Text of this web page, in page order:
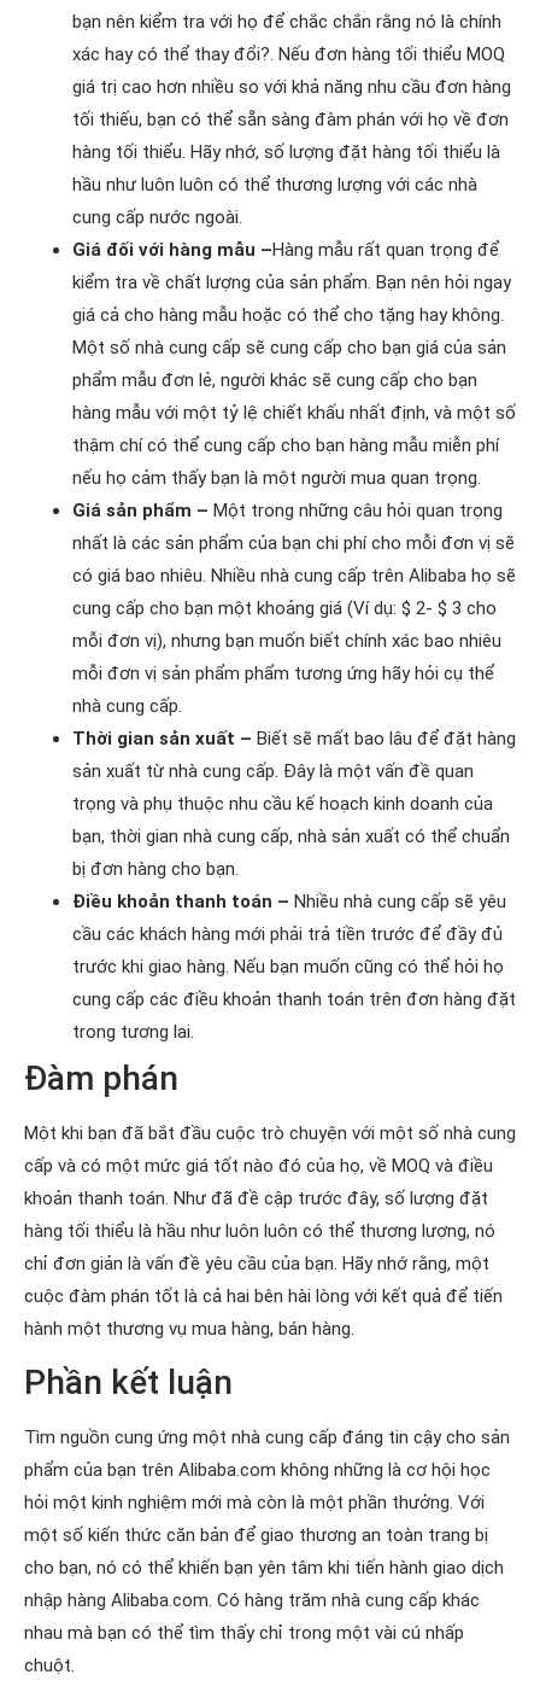
bạn nên kiểm tra với họ để chắc chắn rằng nó là chính
xác hay có thể thay đổi?. Nếu đơn hàng tối thiểu MOQ
giá trị cao hơn nhiều so với khả năng nhu cầu đơn hàng
tối thiếu, bạn có thể sẵn sàng đàm phán với họ về đơn
hàng tối thiểu. Hãy nhớ, số lượng đặt hàng tối thiểu là
hầu như luôn luôn có thể thương lượng với các nhà
cung cấp nước ngoài.
Giá đối với hàng mẫu –Hàng mẫu rất quan trọng để
kiểm tra về chất lượng của sản phẩm. Bạn nên hỏi ngay
giá cả cho hàng mẫu hoặc có thể cho tặng hay không.
Một số nhà cung cấp sẽ cung cấp cho bạn giá của sản
phẩm mẫu đơn lẻ, người khác sẽ cung cấp cho bạn
hàng mẫu với một tỷ lệ chiết khấu nhất định, và một số
thậm chí có thể cung cấp cho bạn hàng mẫu miễn phí
nếu họ cảm thấy bạn là một người mua quan trọng.
Giá sản phẩm – Một trong những câu hỏi quan trọng
nhất là các sản phẩm của bạn chi phí cho mỗi đơn vị sẽ
có giá bao nhiêu. Nhiều nhà cung cấp trên Alibaba họ sẽ
cung cấp cho bạn một khoảng giá (Ví dụ: $ 2- $ 3 cho
mỗi đơn vị), nhưng bạn muốn biết chính xác bao nhiêu
mỗi đơn vị sản phẩm phẩm tương ứng hãy hỏi cụ thể
nhà cung cấp.
Thời gian sản xuất – Biết sẽ mất bao lâu để đặt hàng
sản xuất từ nhà cung cấp. Đây là một vấn đề quan
trọng và phụ thuộc nhu cầu kế hoạch kinh doanh của
bạn, thời gian nhà cung cấp, nhà sản xuất có thể chuẩn
bị đơn hàng cho bạn.
Điều khoản thanh toán – Nhiều nhà cung cấp sẽ yêu
cầu các khách hàng mới phải trả tiền trước để đầy đủ
trước khi giao hàng. Nếu bạn muốn cũng có thể hỏi họ
cung cấp các điều khoản thanh toán trên đơn hàng đặt
trong tương lai.
Đàm phán
Một khi bạn đã bắt đầu cuộc trò chuyện với một số nhà cung
cấp và có một mức giá tốt nào đó của họ, về MOQ và điều
khoản thanh toán. Như đã đề cập trước đây, số lượng đặt
hàng tối thiểu là hầu như luôn luôn có thể thương lượng, nó
chỉ đơn giản là vấn đề yêu cầu của bạn. Hãy nhớ rằng, một
cuộc đàm phán tốt là cả hai bên hài lòng với kết quả để tiến
hành một thương vụ mua hàng, bán hàng.
Phần kết luận
Tìm nguồn cung ứng một nhà cung cấp đáng tin cậy cho sản
phẩm của bạn trên Alibaba.com không những là cơ hội học
hỏi một kinh nghiệm mới mà còn là một phần thưởng. Với
một số kiến ​​thức căn bản để giao thương an toàn trang bị
cho bạn, nó có thể khiến bạn yên tâm khi tiến hành giao dịch
nhập hàng Alibaba.com. Có hàng trăm nhà cung cấp khác
nhau mà bạn có thể tìm thấy chỉ trong một vài cú nhấp
chuột.